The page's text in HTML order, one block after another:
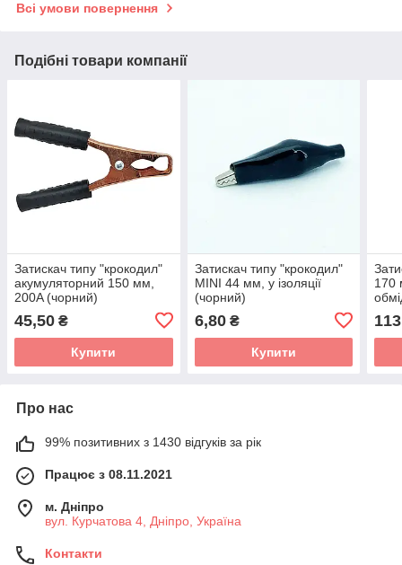
Всі умови повернення
Подібні товари компанії
Затискач типу "крокодил"
акумуляторний 150 мм,
200A (чорний)
45,50 ₴
Купити
Затискач типу "крокодил"
MINI 44 мм, у ізоляції
(чорний)
6,80₴
Купити
170
Про нас
99% позитивних з 1430 відгуків за рік
Працює з 08.11.2021
м. Дніпро
вул. Курчатова 4, Дніпро, Україна
Контакти